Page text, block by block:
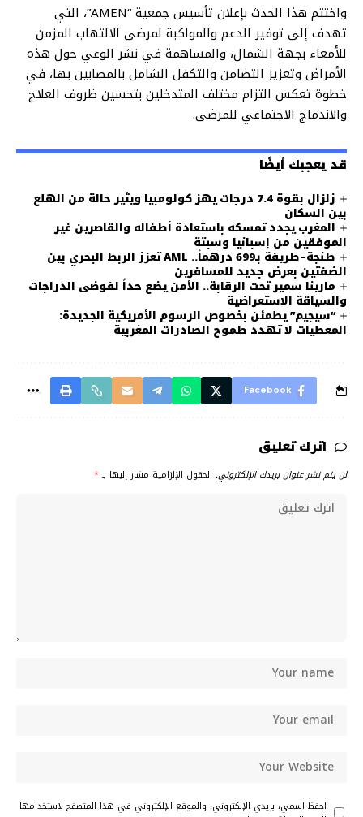
واختتم هذا الحدث بإعلان تأسيس جمعية “AMEN”، التي
تهدف إلى توفير الدعم والمواكبة لمرضى الالتهاب المزمن
للأمعاء بجهة الشمال، والمساهمة في نشر الوعي حول هذه
الأمراض وتعزيز التضامن والتكفل الشامل بالمصابين بها، في
خطوة تعكس التزام مختلف المتدخلين بتحسين ظروف العلاج
والاندماج الاجتماعي للمرضى.
قد يعجبك أيضًا
زلزال بقوة 7.4 درجات يهز كولومبيا ويثير حالة من الهلع
بين السكان
المغرب يجدد تمسكه باستعادة أطفاله والقاصرين غير
الموفقين من إسبانيا وسبتة
طنجة–طريفة بـ699 درهماً.. AML تعزز الربط البحري بين
الضفتين بعرض جديد للمسافرين
مارينا سمير تحت الرقابة.. الأمن يضع حداً لفوضى الدراجات
والسياقة الاستعراضية
“سيجيم” يطمئن بخصوص الرسوم الأمريكية الجديدة:
المعطيات لا تهدد طموح الصادرات المغربية
Facebook
اترك تعليق
لن يتم نشر عنوان بريدك الإلكتروني. الحقول الإلزامية مشار إليها بـ *
احفظ اسمي، بريدي الإلكتروني، والموقع الإلكتروني في هذا المتصفح لاستخدامها